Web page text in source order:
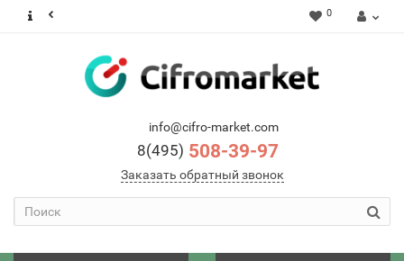
0
info@cifro-market.com
8(495) 508-39-97
Заказать обратный звонок